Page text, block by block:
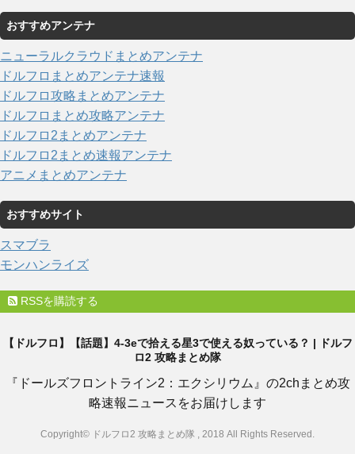
おすすめアンテナ
ニューラルクラウドまとめアンテナ
ドルフロまとめアンテナ速報
ドルフロ攻略まとめアンテナ
ドルフロまとめ攻略アンテナ
ドルフロ2まとめアンテナ
ドルフロ2まとめ速報アンテナ
アニメまとめアンテナ
おすすめサイト
スマブラ
モンハンライズ
RSSを購読する
【ドルフロ】【話題】4-3eで拾える星3で使える奴っている？ | ドルフ
ロ2 攻略まとめ隊
『ドールズフロントライン2：エクシリウム』の2chまとめ攻
略速報ニュースをお届けします
Copyright© ドルフロ2 攻略まとめ隊 , 2018 All Rights Reserved.